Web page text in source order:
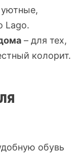
Lago.
– для тех,
колорит.
обувь